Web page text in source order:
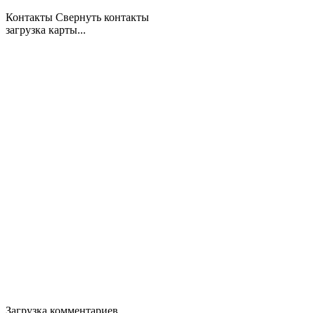
Контакты Свернуть контакты
загрузка карты...
Загрузка комментариев...